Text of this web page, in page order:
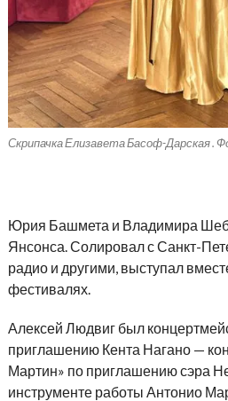
Скрипачка Елизавета Басоф-Дарская .
Юрия Башмета и Владимира
Янсонса. Солировал с Санкт-
радио и другими, выступал
фестивалях.
Алексей Людвиг был
приглашению Кента Нагано —
Мартин» по приглашению сэра
инструменте работы Антонио